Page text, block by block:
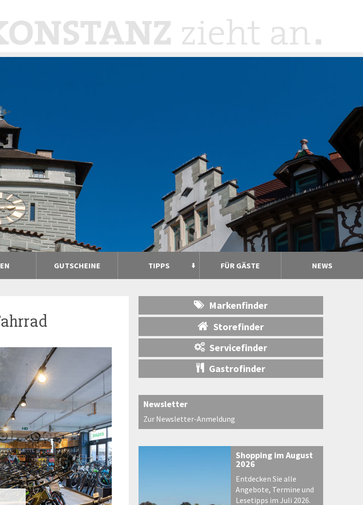
GUTSCHEINE TIPPS FÜR GÄSTE NEWS
Markenfinder
Storefinder
Servicefinder
Gastrofinder
Newsletter
Zur Newsletter-Anmeldung
Shopping im August
2026
Entdecken Sie alle
Angebote, Termine und
Lesetipps im Juli 2026.